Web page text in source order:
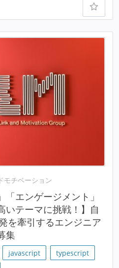
モチベーション
「エンゲージメント」
いテーマに挑戦！】自
を牽引するエンジニア
集
javascript
typescript